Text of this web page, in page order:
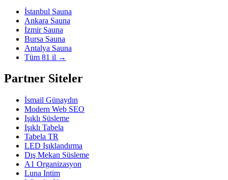
İstanbul Sauna
Ankara Sauna
İzmir Sauna
Bursa Sauna
Antalya Sauna
Tüm 81 il →
Partner Siteler
İsmail Günaydın
Modern Web SEO
Işıklı Süsleme
Işıklı Tabela
Tabela TR
LED Işıklandırma
Dış Mekan Süsleme
A1 Organizasyon
Luna Intim